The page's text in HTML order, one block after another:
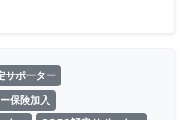
サポーター
保険加入